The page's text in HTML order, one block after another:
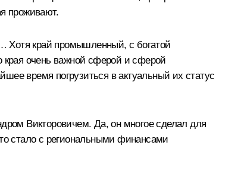
проживают.
Хотя край промышленный, с богатой
края очень важной сферой и сферой
время погрузиться в актуальный их статус
Викторовичем. Да, он многое сделал для
стало с региональными финансами